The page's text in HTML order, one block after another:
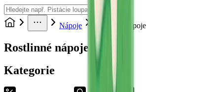
Nápoje Rostlinné nápoje
Rostlinné nápoje
Kategorie